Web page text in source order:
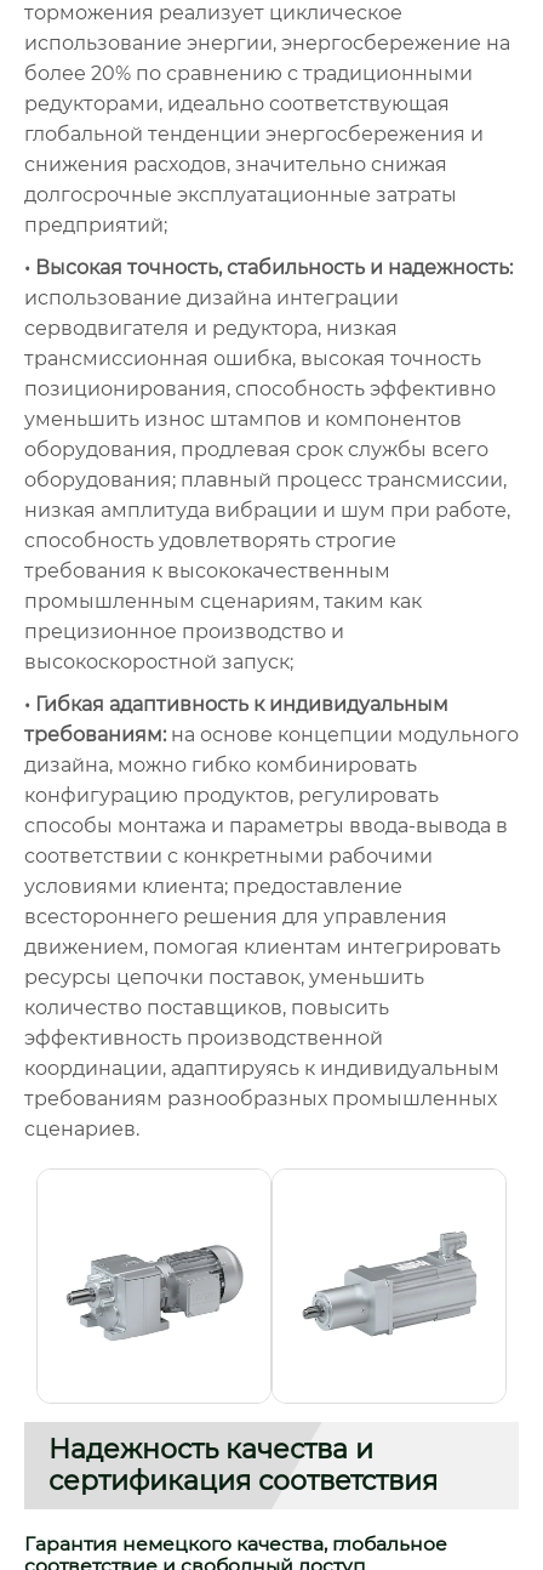
торможения реализует циклическое
использование энергии, энергосбережение на
более 20% по сравнению с традиционными
редукторами, идеально соответствующая
глобальной тенденции энергосбережения и
снижения расходов, значительно снижая
долгосрочные эксплуатационные затраты
предприятий;
• Высокая точность, стабильность и надежность:
использование дизайна интеграции
серводвигателя и редуктора, низкая
трансмиссионная ошибка, высокая точность
позиционирования, способность эффективно
уменьшить износ штампов и компонентов
оборудования, продлевая срок службы всего
оборудования; плавный процесс трансмиссии,
низкая амплитуда вибрации и шум при работе,
способность удовлетворять строгие
требования к высококачественным
промышленным сценариям, таким как
прецизионное производство и
высокоскоростной запуск;
• Гибкая адаптивность к индивидуальным
требованиям:на основе концепции модульного
дизайна, можно гибко комбинировать
конфигурацию продуктов, регулировать
способы монтажа и параметры ввода-вывода в
соответствии с конкретными рабочими
условиями клиента; предоставление
всестороннего решения для управления
движением, помогая клиентам интегрировать
ресурсы цепочки поставок, уменьшить
количество поставщиков, повысить
эффективность производственной
координации, адаптируясь к индивидуальным
требованиям разнообразных промышленных
сценариев.
Надежность качества и
сертификация соответствия
Гарантия немецкого качества, глобальное